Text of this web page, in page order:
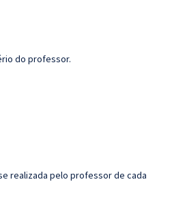
do professor.
realizada pelo professor de cada